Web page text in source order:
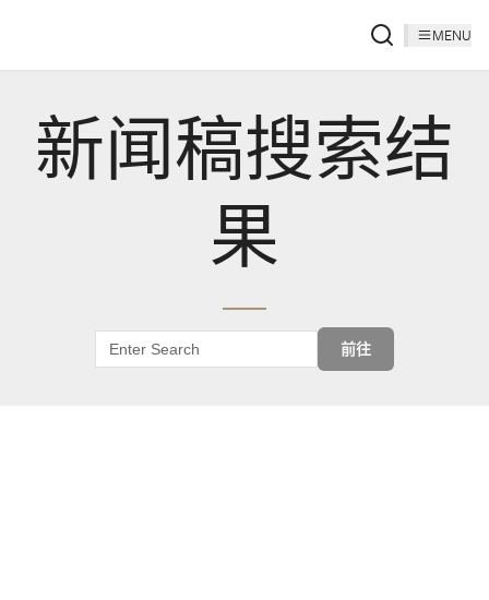
MENU
新闻稿搜索结
果
前往